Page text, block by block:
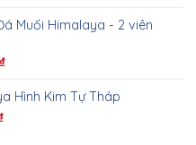
Muối Himalaya - 2 viên
₫
Hình Kim Tự Tháp